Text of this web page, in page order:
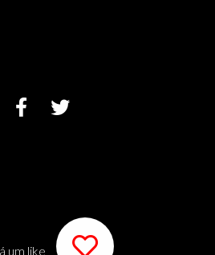
um like